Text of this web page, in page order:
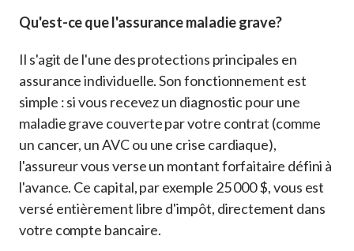
Qu'est-ce que l'assurance maladie grave?
Il s'agit de l'une des protections principales en
assurance individuelle. Son fonctionnement est
simple : si vous recevez un diagnostic pour une
maladie grave couverte par votre contrat (comme
un cancer, un AVC ou une crise cardiaque),
l'assureur vous verse un montant forfaitaire défini à
l'avance. Ce capital, par exemple 25 000 $, vous est
versé entièrement libre d'impôt, directement dans
votre compte bancaire.